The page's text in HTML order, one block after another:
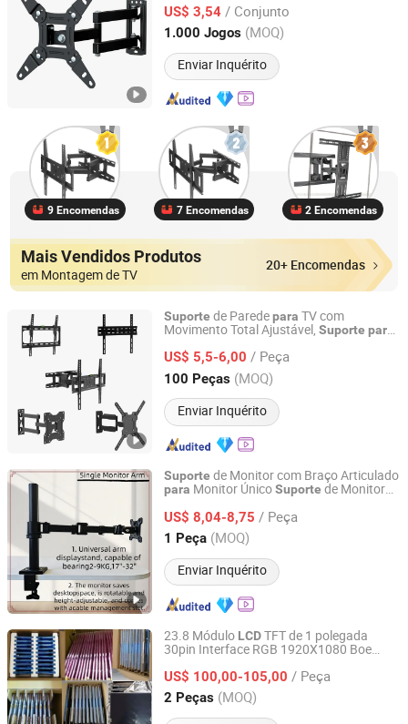
US$ 3,54 / Conjunto
1.000 Jogos (MOQ)
Enviar Inquérito
Zhejiang, China Desde 2024
9 Encomendas 7 Encomendas 2 Encomendas
Mais Vendidos Produtos
em Montagem de TV
20+ Encomendas
Suporte de Paredepara TV com
Movimento Total Ajustável, Suporte para
Montagem na Parede
US$ 5,5-6,00 / Peça
100 Peças (MOQ)
Enviar Inquérito
Ningbo Charm-Tech Import and Export Corporation Ltd.
Zhejiang, China Desde 2007
Suporte de Monitor com Braço Articulado
para Monitor ÚnicoSuporte de Monitor
ClampSuporteVesapara
MonitoresLCD
Instalação Sem Ferramentas
US$ 8,04-8,75 / Peça
1 Peça (MOQ)
Enviar Inquérito
Putian Yongde Mao Machinery Co., Ltd.
Fujian, China Desde 2025
23.8 Módulo LCDTFT de 1 polegada
30pin Interface RGB 1920X1080 Boe
com retroiluminação Wled Montagem
US$ 100,00-105,00 / Peça
2 Peças (MOQ)
Shenzhen Kai-Vision Technology Co., Ltd
Guangdong, China Desde 2025